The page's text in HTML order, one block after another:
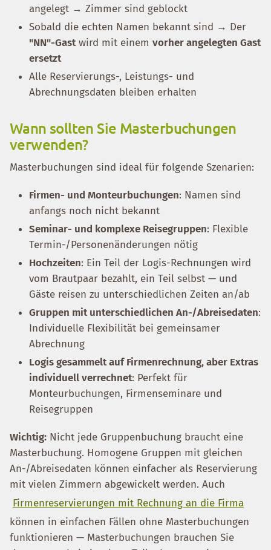
angelegt → Zimmer sind geblockt
Sobald die echten Namen bekannt sind → Der
"NN"-Gastwird mit einem vorher angelegten Gast
ersetzt
Alle Reservierungs-, Leistungs- und
Abrechnungsdaten bleiben erhalten
Wann sollten Sie Masterbuchungen
verwenden?
Masterbuchungen sind ideal für folgende Szenarien:
Firmen- und Monteurbuchungen: Namen sind
anfangs noch nicht bekannt
Seminar- und komplexe Reisegruppen: Flexible
Termin-/Personenänderungen nötig
Hochzeiten: Ein Teil der Logis-Rechnungen wird
vom Brautpaar bezahlt, ein Teil selbst — und
Gäste reisen zu unterschiedlichen Zeiten an/ab
Gruppen mit unterschiedlichen An-/Abreisedaten:
Individuelle Flexibilität bei gemeinsamer
Abrechnung
Logis gesammelt auf Firmenrechnung, aber Extras
individuell verrechnet: Perfekt für
Monteurbuchungen, Firmenseminare und
Reisegruppen
Wichtig: Nicht jede Gruppenbuchung braucht eine
Masterbuchung. Homogene Gruppen mit gleichen
An-/Abreisedaten können einfacher als Reservierung
mit vielen Zimmern abgewickelt werden. Auch
Firmenreservierungen mit Rechnung an die Firma
können in einfachen Fällen ohne Masterbuchungen
funktionieren — Masterbuchungen brauchen Sie